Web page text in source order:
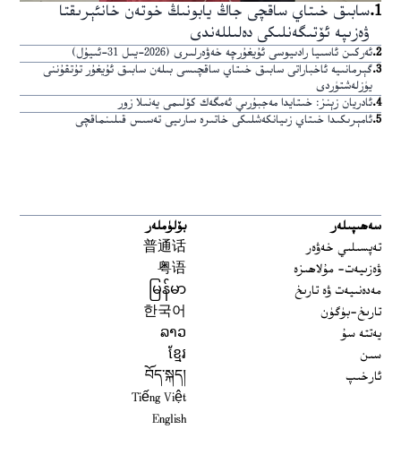
1
.سابىق خىتاي ساقچى جاڭ يابونىڭ خوتەن خانئېرىقتا
ۋەزىپە ئۆتىگەنلىكى دەلىللەندى
2
.ئەركىن ئاسىيا رادىيوسى ئۇيغۇرچە خەۋەرلىرى (2026-يىل 31-ئىيۇل)
3
.گېرمانىيە ئاخباراتى سابىق خىتاي ساقچىسى بىلەن سابىق ئۇيغۇر تۇتقۇننى
يۈزلەشتۈردى
4
.ئادريان زېنز: خىتايدا مەجبۇرىي ئەمگەك كۆلىمى يەنىلا زور
5
.ئامېرىكىدا خىتاي زىيانكەشلىكى خاتىرە سارىيى تەسىس قىلىنماقچى
سەھىپىلەر
تەپسىلىي خەۋەر
ۋەزىيەت- مۇلاھىزە
مەدەنىيەت ۋە تارىخ
تارىخ-بۈگۈن
يەتتە سۇ
سىن
ئارخىپ
بۆلۈملەر
普通话
粤语
မြန်မာ
한국어
ລາວ
ខ្មែរ
བོད་སྐད།
Tiếng Việt
English